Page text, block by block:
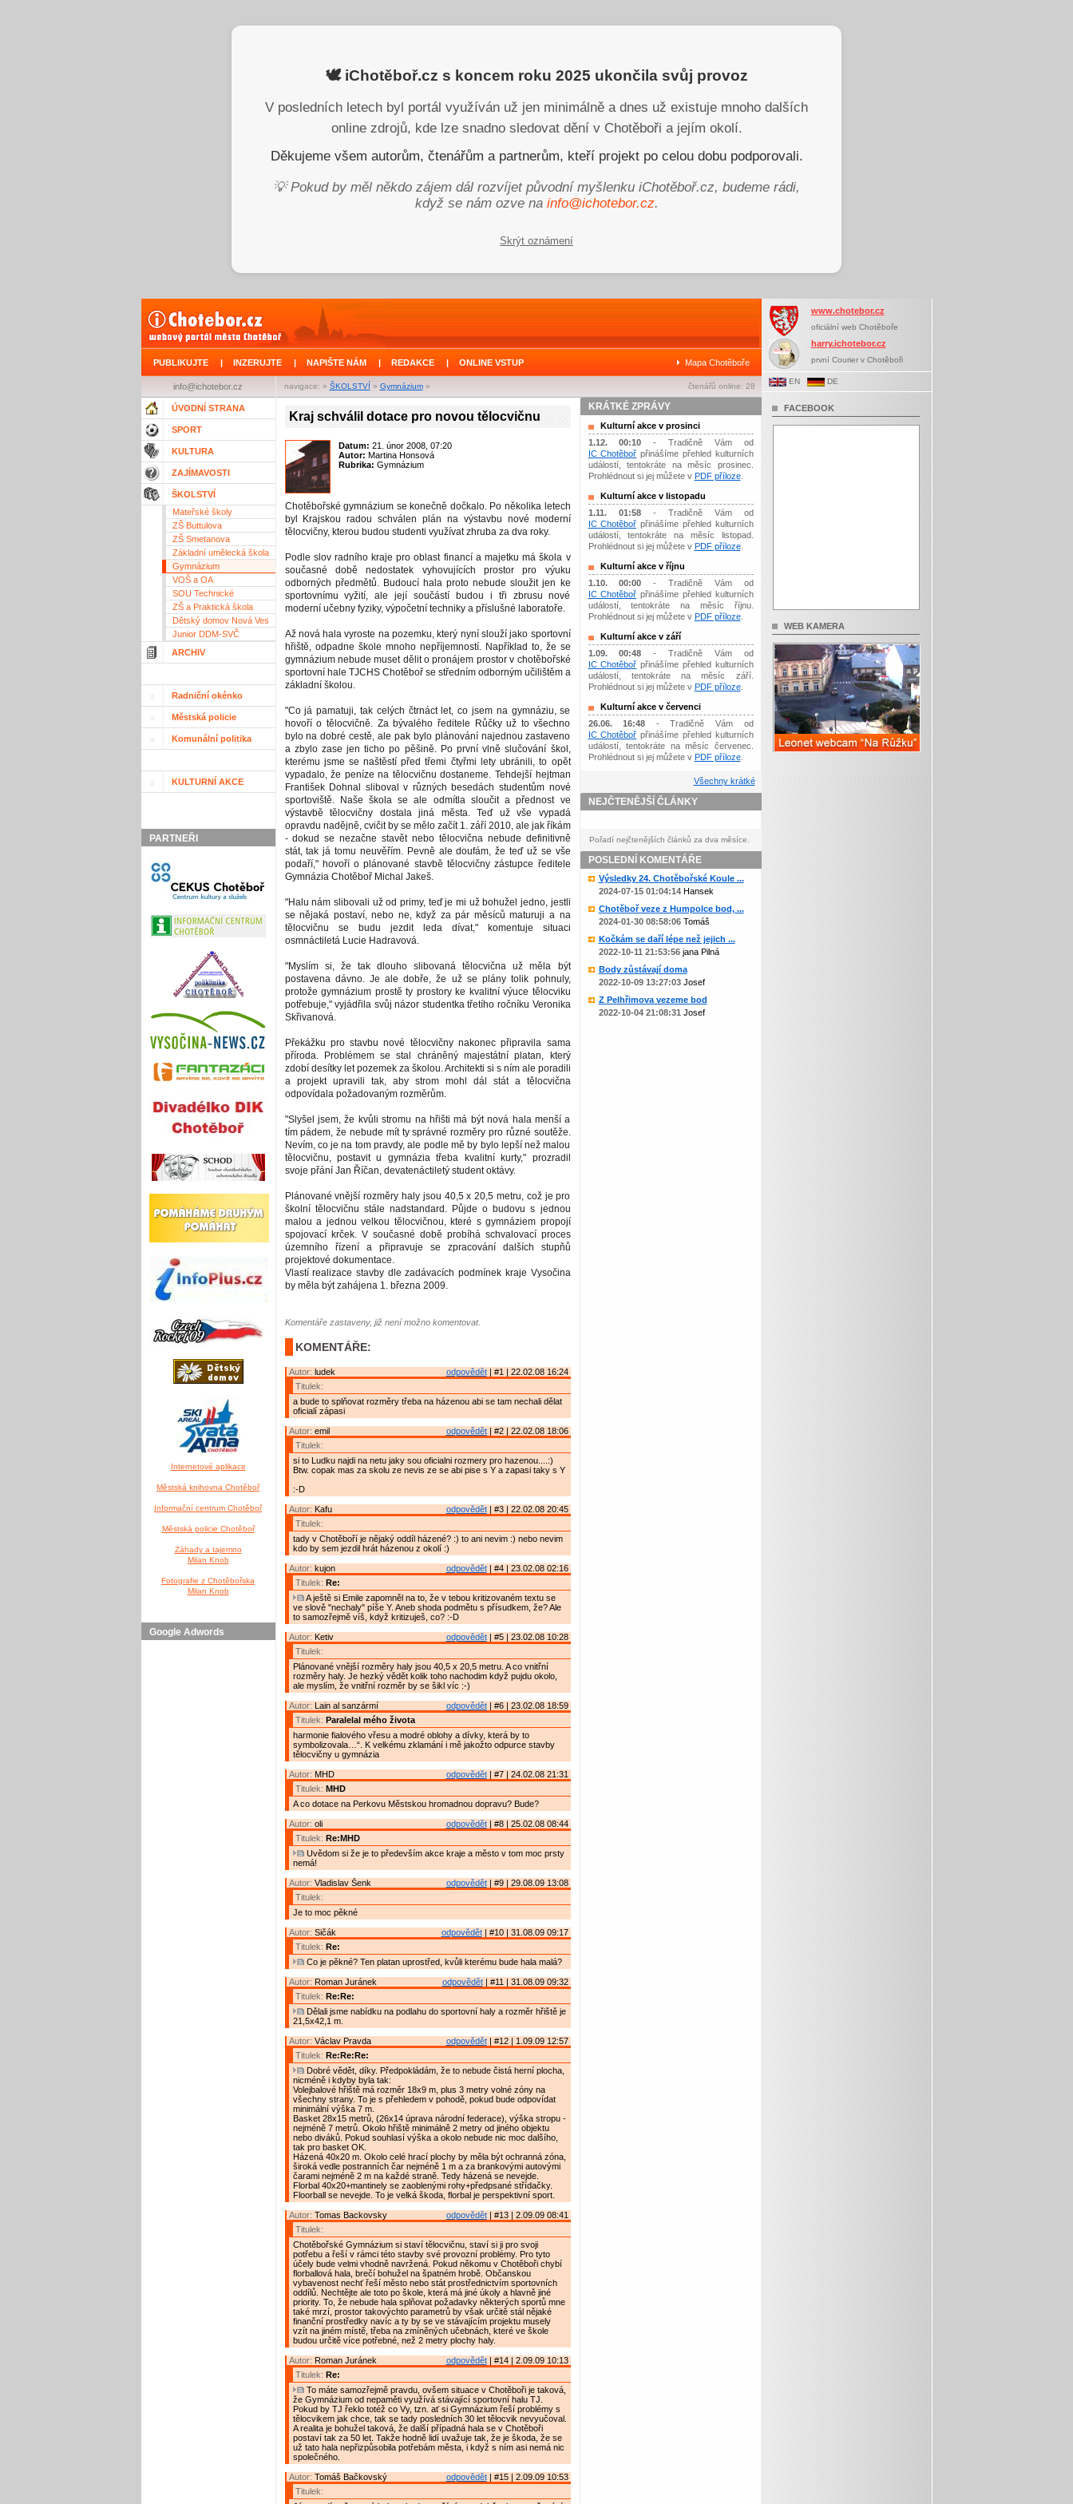
🕊️ iChotěboř.cz s koncem roku 2025 ukončila svůj provoz
V posledních letech byl portál využíván už jen minimálně a dnes už existuje mnoho dalších
online zdrojů, kde lze snadno sledovat dění v Chotěboři a jejím okolí.
Děkujeme všem autorům, čtenářům a partnerům, kteří projekt po celou dobu podporovali.
💡 Pokud by měl někdo zájem dál rozvíjet původní myšlenku iChotěboř.cz, budeme rádi,
když se nám ozve na info@ichotebor.cz.
Skrýt oznámení
PUBLIKUJTE | INZERUJTE | NAPIŠTE NÁM | REDAKCE | ONLINE VSTUP Mapa Chotěboře
navigace: » ŠKOLSTVÍ » Gymnázium» čtenářů online: 28
info@ichotebor.cz
ÚVODNÍ STRANA
SPORT
KULTURA
ZAJÍMAVOSTI
ŠKOLSTVÍ
Mateřské školy
ZŠ Buttulova
ZŠ Smetanova
Základní umělecká škola
Gymnázium
VOŠ a OA
SOU Technické
ZŠ a Praktická škola
Dětský domov Nová Ves
Junior DDM-SVČ
ARCHIV
Radniční okénko
Městská policie
Komunální politika
KULTURNÍ AKCE
PARTNEŘI
Internetové aplikace
Městská knihovna Chotěboř
Informační centrum Chotěboř
Městská policie Chotěboř
Záhady a tajemno
Milan Knob
Fotografie z Chotěbořska
Milan Knob
Google Adwords
Kraj schválil dotace pro novou tělocvičnu
Datum: 21. únor 2008, 07:20
Autor: Martina Honsová
Rubrika: Gymnázium
Chotěbořské gymnázium se konečně dočkalo. Po několika letech
byl Krajskou radou schválen plán na výstavbu nové moderní
tělocvičny, kterou budou studenti využívat zhruba za dva roky.
Podle slov radního kraje pro oblast financí a majetku má škola v
současné době nedostatek vyhovujících prostor pro výuku
odborných předmětů. Budoucí hala proto nebude sloužit jen ke
sportovnímu vyžití, ale její součástí budou i tři zbrusu nové
moderní učebny fyziky, výpočetní techniky a příslušné laboratoře.
Až nová hala vyroste na pozemku, který nyní slouží jako sportovní
hřiště, odpadne škole mnoho nepříjemností. Například to, že se
gymnázium nebude muset dělit o pronájem prostor v chotěbořské
sportovní hale TJCHS Chotěboř se středním odborným učilištěm a
základní školou.
"Co já pamatuji, tak celých čtrnáct let, co jsem na gymnáziu, se
hovoří o tělocvičně. Za bývalého ředitele Růčky už to všechno
bylo na dobré cestě, ale pak bylo plánování najednou zastaveno
a zbylo zase jen ticho po pěšině. Po první vlně slučování škol,
kterému jsme se naštěstí před třemi čtyřmi lety ubránili, to opět
vypadalo, že peníze na tělocvičnu dostaneme. Tehdejší hejtman
František Dohnal sliboval v různých besedách studentům nové
sportoviště. Naše škola se ale odmítla sloučit a přednost ve
výstavbě tělocvičny dostala jiná města. Teď už vše vypadá
opravdu nadějně, cvičit by se mělo začít 1. září 2010, ale jak říkám
- dokud se nezačne stavět nebo tělocvična nebude definitivně
stát, tak já tomu neuvěřím. Pevně ale doufám, že teď už se vše
podaří," hovoří o plánované stavbě tělocvičny zástupce ředitele
Gymnázia Chotěboř Michal Jakeš.
"Halu nám slibovali už od primy, teď je mi už bohužel jedno, jestli
se nějaká postaví, nebo ne, když za pár měsíců maturuji a na
tělocvičnu se budu jezdit leda dívat," komentuje situaci
osmnáctiletá Lucie Hadravová.
"Myslím si, že tak dlouho slibovaná tělocvična už měla být
postavena dávno. Je ale dobře, že už se plány tolik pohnuly,
protože gymnázium prostě ty prostory ke kvalitní výuce tělocviku
potřebuje," vyjádřila svůj názor studentka třetího ročníku Veronika
Skřivanová.
Překážku pro stavbu nové tělocvičny nakonec připravila sama
příroda. Problémem se stal chráněný majestátní platan, který
zdobí desítky let pozemek za školou. Architekti si s ním ale poradili
a projekt upravili tak, aby strom mohl dál stát a tělocvična
odpovídala požadovaným rozměrům.
"Slyšel jsem, že kvůli stromu na hřišti má být nová hala menší a
tím pádem, že nebude mít ty správné rozměry pro různé soutěže.
Nevím, co je na tom pravdy, ale podle mě by bylo lepší než malou
tělocvičnu, postavit u gymnázia třeba kvalitní kurty," prozradil
svoje přání Jan Říčan, devatenáctiletý student oktávy.
Plánované vnější rozměry haly jsou 40,5 x 20,5 metru, což je pro
školní tělocvičnu stále nadstandard. Půjde o budovu s jednou
malou a jednou velkou tělocvičnou, které s gymnáziem propojí
spojovací krček. V současné době probíhá schvalovací proces
územního řízení a připravuje se zpracování dalších stupňů
projektové dokumentace.
Vlastí realizace stavby dle zadávacích podmínek kraje Vysočina
by měla být zahájena 1. března 2009.
Komentáře zastaveny, již není možno komentovat.
KOMENTÁŘE:
odpovědět| #1 | 22.02.08 16:24
Autor: ludek
Titulek:
a bude to splňovat rozměry třeba na házenou abi se tam nechali dělat
oficialí zápasi
odpovědět| #2 | 22.02.08 18:06
Autor: emil
Titulek:
si to Ludku najdi na netu jaky sou oficialni rozmery pro hazenou....:)
Btw. copak mas za skolu ze nevis ze se abi pise s Y a zapasi taky s Y
:-D
odpovědět| #3 | 22.02.08 20:45
Autor: Kafu
Titulek:
tady v Chotěboří je nějaký oddíl házené? :) to ani nevim :) nebo nevim
kdo by sem jezdil hrát házenou z okolí :)
odpovědět| #4 | 23.02.08 02:16
Autor: kujon
Titulek: Re:
A ještě si Emile zapomněl na to, že v tebou kritizovaném textu se
ve slově "nechaly" píše Y. Aneb shoda podmětu s přísudkem, že? Ale
to samozřejmě víš, když kritizuješ, co? :-D
odpovědět| #5 | 23.02.08 10:28
Autor: Ketiv
Titulek:
Plánované vnější rozměry haly jsou 40,5 x 20,5 metru. A co vnitřní
rozměry haly. Je hezký vědět kolik toho nachodim když pujdu okolo,
ale myslím, že vnitřní rozměr by se šikl víc :-)
odpovědět| #6 | 23.02.08 18:59
Autor: Lain al sanzármí
Titulek: Paralelal mého života
harmonie fialového vřesu a modré oblohy a dívky, která by to
symbolizovala…“. K velkému zklamání i mě jakožto odpurce stavby
tělocvičny u gymnázia
odpovědět| #7 | 24.02.08 21:31
Autor: MHD
Titulek: MHD
A co dotace na Perkovu Městskou hromadnou dopravu? Bude?
odpovědět| #8 | 25.02.08 08:44
Autor: oli
Titulek: Re:MHD
Uvědom si že je to především akce kraje a město v tom moc prsty
nemá!
odpovědět| #9 | 29.08.09 13:08
Autor: Vladislav Šenk
Titulek:
Je to moc pěkné
odpovědět| #10 | 31.08.09 09:17
Autor: Sičák
Titulek: Re:
Co je pěkné? Ten platan uprostřed, kvůli kterému bude hala malá?
odpovědět| #11 | 31.08.09 09:32
Autor: Roman Juránek
Titulek: Re:Re:
Dělali jsme nabídku na podlahu do sportovní haly a rozměr hřiště je
21,5x42,1 m.
odpovědět| #12 | 1.09.09 12:57
Autor: Václav Pravda
Titulek: Re:Re:Re:
Dobré vědět, díky. Předpokládám, že to nebude čistá herní plocha,
nicméně i kdyby byla tak:
Volejbalové hřiště má rozměr 18x9 m, plus 3 metry volné zóny na
všechny strany. To je s přehledem v pohodě, pokud bude odpovídat
minimální výška 7 m.
Basket 28x15 metrů, (26x14 úprava národní federace), výška stropu -
nejméně 7 metrů. Okolo hřiště minimálně 2 metry od jiného objektu
nebo diváků. Pokud souhlasí výška a okolo nebude nic moc dalšího,
tak pro basket OK.
Házená 40x20 m. Okolo celé hrací plochy by měla být ochranná zóna,
široká vedle postranních čar nejméně 1 m a za brankovými autovými
čarami nejméně 2 m na každé straně. Tedy házená se nevejde.
Florbal 40x20+mantinely se zaoblenými rohy+předpsané střídačky.
Floorball se nevejde. To je velká škoda, florbal je perspektivní sport.
odpovědět| #13 | 2.09.09 08:41
Autor: Tomas Backovsky
Titulek:
Chotěbořské Gymnázium si staví tělocvičnu, staví si ji pro svoji
potřebu a řeší v rámci této stavby své provozní problémy. Pro tyto
účely bude velmi vhodně navržená. Pokud někomu v Chotěboři chybí
florballová hala, brečí bohužel na špatném hrobě. Občanskou
vybavenost nechť řeší město nebo stát prostřednictvím sportovních
oddílů. Nechtějte ale toto po škole, která má jiné úkoly a hlavně jiné
priority. To, že nebude hala splňovat požadavky některých sportů mne
také mrzí, prostor takovýchto parametrů by však určitě stál nějaké
finanční prostředky navíc a ty by se ve stávajícím projektu musely
vzít na jiném místě, třeba na zmíněných učebnách, které ve škole
budou určitě více potřebné, než 2 metry plochy haly.
odpovědět| #14 | 2.09.09 10:13
Autor: Roman Juránek
Titulek: Re:
To máte samozřejmě pravdu, ovšem situace v Chotěboři je taková,
že Gymnázium od nepaměti využívá stávající sportovní halu TJ.
Pokud by TJ řeklo totéž co Vy, tzn. ať si Gymnázium řeší problémy s
tělocvikem jak chce, tak se tady posledních 30 let tělocvik nevyučoval.
A realita je bohužel taková, že další případná hala se v Chotěboři
postaví tak za 50 let. Takže hodně lidí uvažuje tak, že je škoda, že se
už tato hala nepřizpůsobila potřebám města, i když s ním asi nemá nic
společného.
odpovědět| #15 | 2.09.09 10:53
Autor: Tomáš Bačkovský
Titulek:
KRÁTKÉ ZPRÁVY
Kulturní akce v prosinci
1.12. 00:10 - Tradičně Vám od
IC Chotěboř přinášíme přehled kulturních
událostí, tentokráte na měsíc prosinec.
Prohlédnout si jej můžete v PDF příloze.
Kulturní akce v listopadu
1.11. 01:58- Tradičně Vám od
IC Chotěboř přinášíme přehled kulturních
událostí, tentokráte na měsíc listopad.
Prohlédnout si jej můžete v PDF příloze.
Kulturní akce v říjnu
1.10. 00:00 - Tradičně Vám od
IC Chotěboř přinášíme přehled kulturních
událostí, tentokráte na měsíc říjnu.
Prohlédnout si jej můžete v PDF příloze.
Kulturní akce v září
1.09. 00:48 - Tradičně Vám od
IC Chotěboř přinášíme přehled kulturních
událostí, tentokráte na měsíc září.
Prohlédnout si jej můžete v PDF příloze.
Kulturní akce v červenci
26.06. 16:48 - Tradičně Vám od
IC Chotěboř přinášíme přehled kulturních
událostí, tentokráte na měsíc červenec.
Prohlédnout si jej můžete v PDF příloze.
Všechny krátké
NEJČTENĚJŠÍ ČLÁNKY
Pořadí nejčtenějších článků za dva měsíce.
POSLEDNÍ KOMENTÁŘE
Výsledky 24. Chotěbořské Koule ...
2024-07-15 01:04:14Hansek
Chotěboř veze z Humpolce bod, ...
2024-01-30 08:58:06Tomáš
Kočkám se daří lépe než jejich ...
2022-10-11 21:53:56jana Pilná
Body zůstávají doma
2022-10-09 13:27:03Josef
Z Pelhřimova vezeme bod
2022-10-04 21:08:31 Josef
www.chotebor.cz
oficiální web Chotěboře
harry.ichotebor.cz
první Courier v Chotěboři
EN DE
FACEBOOK
WEB KAMERA